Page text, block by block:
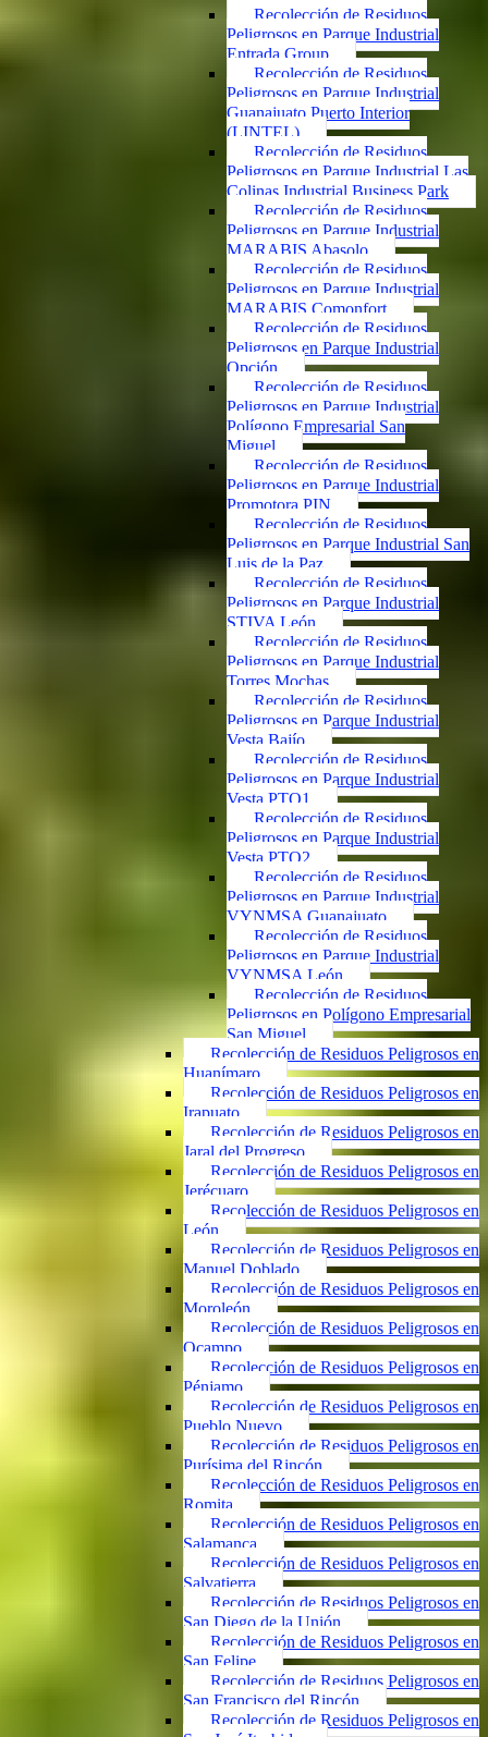
Recolección de Residuos
Peligrosos en Parque Industrial
Entrada Group
Recolección de Residuos
Peligrosos en Parque Industrial
Guanajuato Puerto Interior
(LINTEL)
Recolección de Residuos
Peligrosos en Parque Industrial Las
Colinas Industrial Business Park
Recolección de Residuos
Peligrosos en Parque Industrial
MARABIS Abasolo
Recolección de Residuos
Peligrosos en Parque Industrial
MARABIS Comonfort
Recolección de Residuos
Peligrosos en Parque Industrial
Opción
Recolección de Residuos
Peligrosos en Parque Industrial
Polígono Empresarial San
Miguel
Recolección de Residuos
Peligrosos en Parque Industrial
Promotora PIN
Recolección de Residuos
Peligrosos en Parque Industrial San
Luis de la Paz
Recolección de Residuos
Peligrosos en Parque Industrial
STIVA León
Recolección de Residuos
Peligrosos en Parque Industrial
Torres Mochas
Recolección de Residuos
Peligrosos en Parque Industrial
Vesta Bajío
Recolección de Residuos
Peligrosos en Parque Industrial
Vesta PTO1
Recolección de Residuos
Peligrosos en Parque Industrial
Vesta PTO2
Recolección de Residuos
Peligrosos en Parque Industrial
VYNMSA Guanajuato
Recolección de Residuos
Peligrosos en Parque Industrial
VYNMSA León
Recolección de Residuos
Peligrosos en Polígono Empresarial
San Miguel
Recolección de Residuos Peligrosos en
Huanímaro
Recolección de Residuos Peligrosos en
Irapuato
Recolección de Residuos Peligrosos en
Jaral del Progreso
Recolección de Residuos Peligrosos en
Jerécuaro
Recolección de Residuos Peligrosos en
León
Recolección de Residuos Peligrosos en
Manuel Doblado
Recolección de Residuos Peligrosos en
Moroleón
Recolección de Residuos Peligrosos en
Ocampo
Recolección de Residuos Peligrosos en
Pénjamo
Recolección de Residuos Peligrosos en
Pueblo Nuevo
Recolección de Residuos Peligrosos en
Purísima del Rincón
Recolección de Residuos Peligrosos en
Romita
Recolección de Residuos Peligrosos en
Salamanca
Recolección de Residuos Peligrosos en
Salvatierra
Recolección de Residuos Peligrosos en
San Diego de la Unión
Recolección de Residuos Peligrosos en
San Felipe
Recolección de Residuos Peligrosos en
San Francisco del Rincón
Recolección de Residuos Peligrosos en